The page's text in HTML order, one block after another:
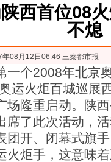
西首位08
不熄
年08月12日06:46 三秦都市报
个2008年北京
运火炬百城巡展
场隆重启动。陕
席了此次活动，
团开、闭幕式旗
火炬手，这意味